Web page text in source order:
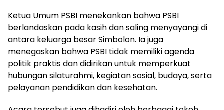
Ketua Umum PSBI menekankan bahwa PSBI
berlandaskan pada kasih dan saling menyayangi di
antara keluarga besar Simbolon. Ia juga
menegaskan bahwa PSBI tidak memiliki agenda
politik praktis dan didirikan untuk memperkuat
hubungan silaturahmi, kegiatan sosial, budaya, serta
pelayanan pendidikan dan kesehatan.